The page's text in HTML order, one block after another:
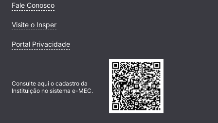
Fale Conosco
Visite o Insper
Portal Privacidade
Consulte aqui o cadastro da
Instituição no sistema e-MEC.